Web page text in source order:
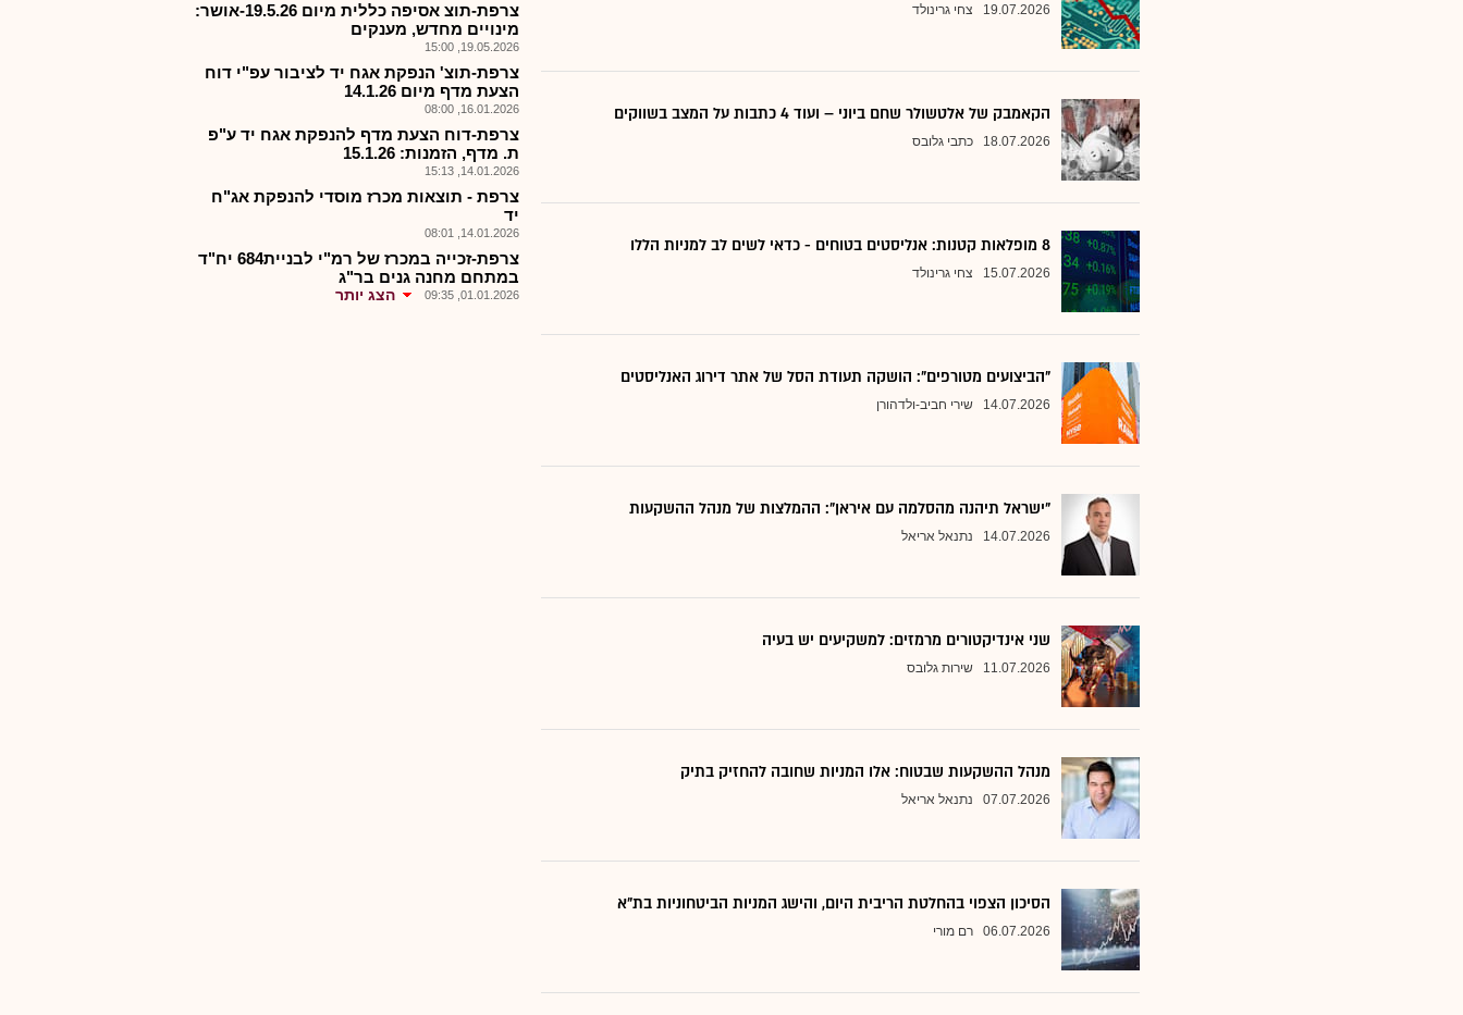
19.07.2026 צחי גרינולד
הקאמבק של אלטשולר שחם ביוני – ועוד 4 כתבות על המצב בשווקים
18.07.2026 כתבי גלובס
8 מופלאות קטנות: אנליסטים בטוחים - כדאי לשים לב למניות הללו
15.07.2026 צחי גרינולד
"הביצועים מטורפים": הושקה תעודת הסל של אתר דירוג האנליסטים
14.07.2026 שירי חביב-ולדהורן
"ישראל תיהנה מהסלמה עם איראן": ההמלצות של מנהל ההשקעות
14.07.2026 נתנאל אריאל
שני אינדיקטורים מרמזים: למשקיעים יש בעיה
11.07.2026 שירות גלובס
מנהל ההשקעות שבטוח: אלו המניות שחובה להחזיק בתיק
07.07.2026 נתנאל אריאל
הסיכון הצפוי בהחלטת הריבית היום, והישג המניות הביטחוניות בת"א
06.07.2026 רם מורי
צרפת-תוצ אסיפה כללית מיום 19.5.26-אושר:
מינויים מחדש, מענקים
19.05.2026, 15:00
צרפת-תוצ' הנפקת אגח יד לציבור עפ"י דוח
הצעת מדף מיום 14.1.26
16.01.2026, 08:00
צרפת-דוח הצעת מדף להנפקת אגח יד ע"פ
ת. מדף, הזמנות: 15.1.26
14.01.2026, 15:13
צרפת - תוצאות מכרז מוסדי להנפקת אג"ח
יד
14.01.2026, 08:01
צרפת-זכייה במכרז של רמ"י לבניית684 יח"ד
במתחם מחנה גנים בר"ג
01.01.2026, 09:35 הצג יותר